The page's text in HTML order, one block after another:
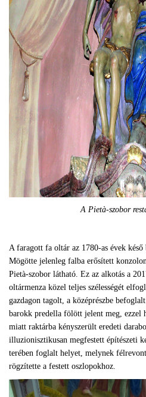
A Pietà-szobor
A faragott fa oltár az 1780-as évek késő
Mögötte jelenleg falba erősített
Pietà-szobor látható. Ez az alkotás a
oltármenza közel teljes szélességét
gazdagon tagolt, a középrészbe
barokk predella fölött jelent meg, ezzel
miatt raktárba kényszerült eredeti
illuzionisztikusan megfestett építészeti
terében foglalt helyet, melynek
rögzítette a festett oszlopokhoz.